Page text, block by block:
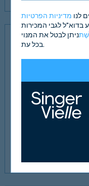
הצעה
£330,000(שלוש מאות
תשואה ראשונית נטו
שימו לב כי רוכש יחויב מחדש בעלות החיפושים (821.21 ליש"ט)
לנו מדיניות הפרטיות
בדוא"ל לגבי המכירות
ניתן לבטל את המנוי
בכל עת.